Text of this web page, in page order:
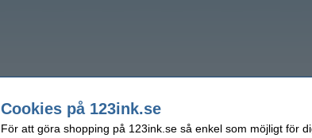
Cookies på 123ink.se
För att göra shopping på 123ink.se så enkel som möjligt för